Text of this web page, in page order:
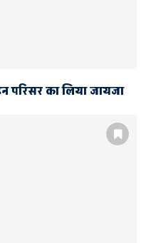
परिसर का लिया जायजा